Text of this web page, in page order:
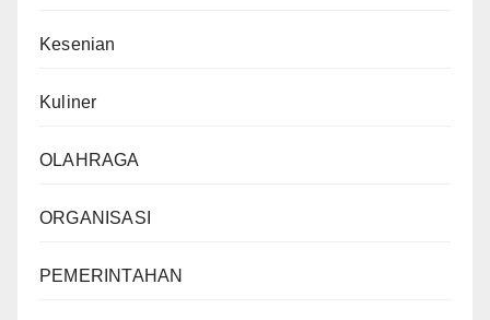
Kesenian
Kuliner
OLAHRAGA
ORGANISASI
PEMERINTAHAN